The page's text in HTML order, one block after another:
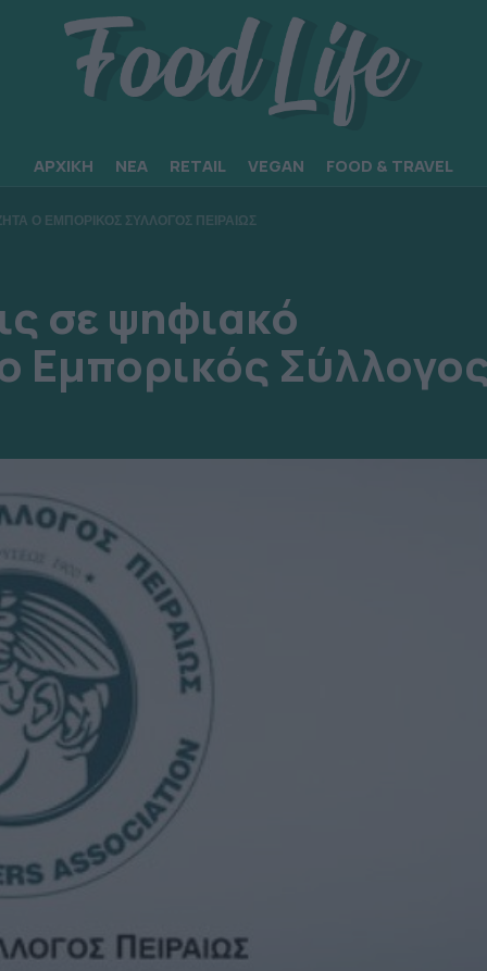
ΑΡΧΙΚΗ ΝΕΑ RETAIL VEGAN FOOD & TRAVEL
Ο ΕΜΠΟΡΙΚΟΣ ΣΥΛΛΟΓΟΣ ΠΕΙΡΑΙΩΣ
σε ψηφιακό
Εμπορικός